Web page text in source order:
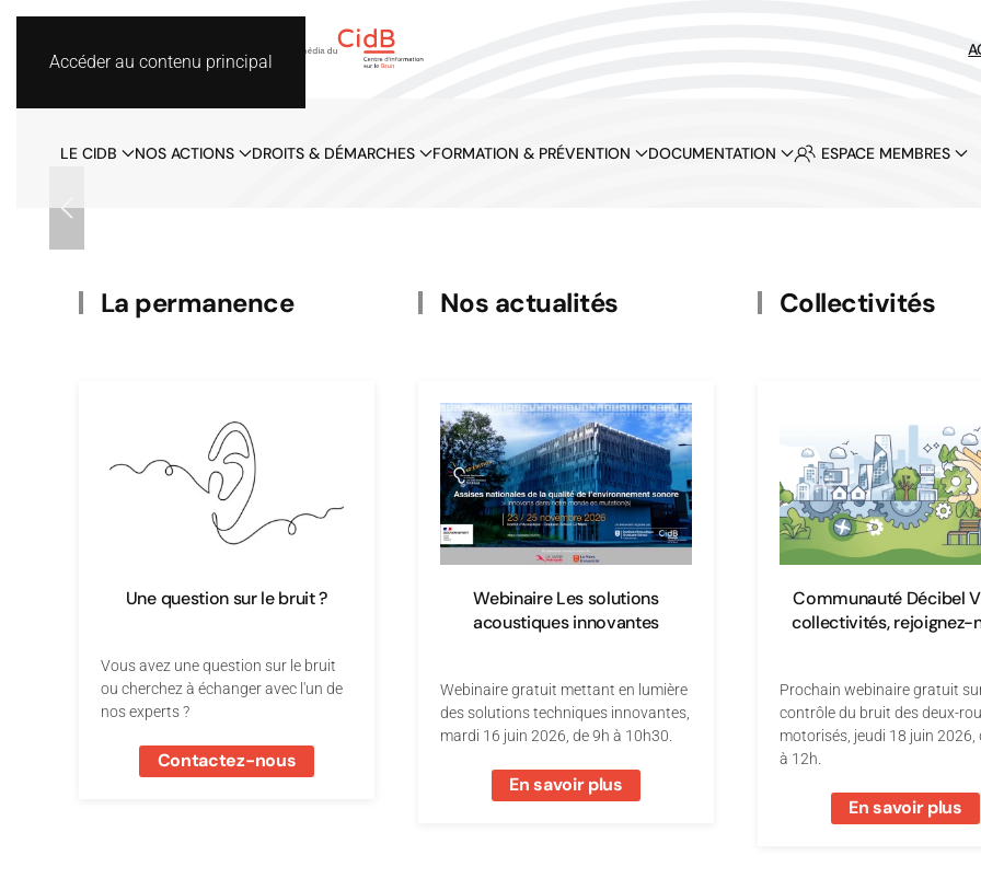
Accéder au contenu principal
LE CIDB NOS ACTIONS DROITS & DÉMARCHES FORMATION & PRÉVENTION DOCUMENTATION ESPACE MEMBRES
bruits de voisinage
La permanence
Une question sur le bruit ?
Vous avez une question sur le bruit
ou cherchez à échanger avec l'un de
nos experts ?
Contactez-nous
Nos actualités
Webinaire Les solutions
acoustiques innovantes
Webinaire gratuit mettant en lumière
des solutions techniques innovantes,
mardi 16 juin 2026, de 9h à 10h30.
En savoir plus
Collectivités
Communauté Décibel
collectivités, rejoignez-
Prochain webinaire gratuit
contrôle du bruit des deux-
motorisés, jeudi 18 juin 2026,
à 12h.
En savoir plus